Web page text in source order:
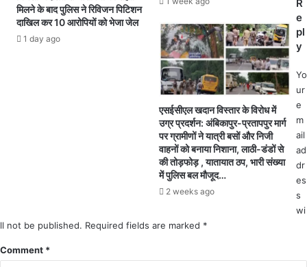
प्र
डी
पी
आ
9
सि
मिलने के बाद पुलिस ने रिविजन पिटिशन
दाखिल कर 10 आरोपियों को भेजा जेल
1 day ago
एसईसीएल खदान विस्तार के विरोध में
उग्र प्रदर्शन: अंबिकापुर-प्रतापपुर मार्ग
पर ग्रामीणों ने यात्री बसों और निजी
वाहनों को बनाया निशाना, लाठी-डंडों से
की तोड़फोड़ , यातायात ठप, भारी संख्या
में पुलिस बल मौजूद…
2 weeks ago
R
e
pl
y
Yo
ur
e
m
ail
ad
dr
es
s
wi
ll not be published. Required fields are marked *
Comment *